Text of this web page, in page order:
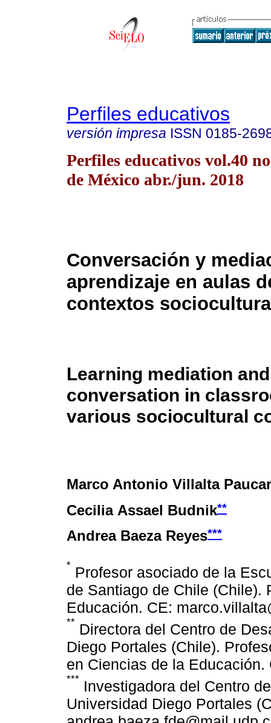
Perfiles educativos
versión impresa ISSN 0185-
Perfiles educativos vol.40
de México abr./jun. 2018
Conversación y
aprendizaje en aulas
contextos
Learning mediation and
conversation in
various sociocultural
Marco Antonio Villalta Paucar
Cecilia Assael Budnik**
Andrea Baeza Reyes***
* Profesor asociado de la
de Santiago de Chile (Chile).
Educación. CE:
** Directora del Centro de
Diego Portales (Chile).
en Ciencias de la
*** Investigadora del Centro
Universidad Diego Portales